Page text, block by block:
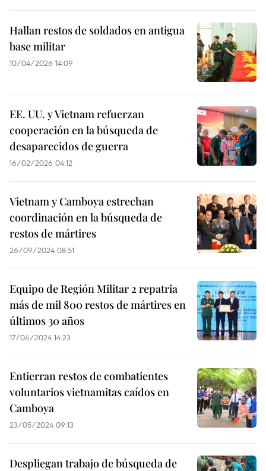
Hallan restos de soldados en antigua
base militar
10/04/2026 14:09
EE. UU. y Vietnam refuerzan
cooperación en la búsqueda de
desaparecidos de guerra
16/02/2026 04:12
Vietnam y Camboya estrechan
coordinación en la búsqueda de
restos de mártires
26/09/2024 08:51
Equipo de Región Militar 2 repatria
más de mil 800 restos de mártires en
últimos 30 años
17/06/2024 14:23
Entierran restos de combatientes
voluntarios vietnamitas caídos en
Camboya
23/05/2024 09:13
Despliegan trabajo de búsqueda de